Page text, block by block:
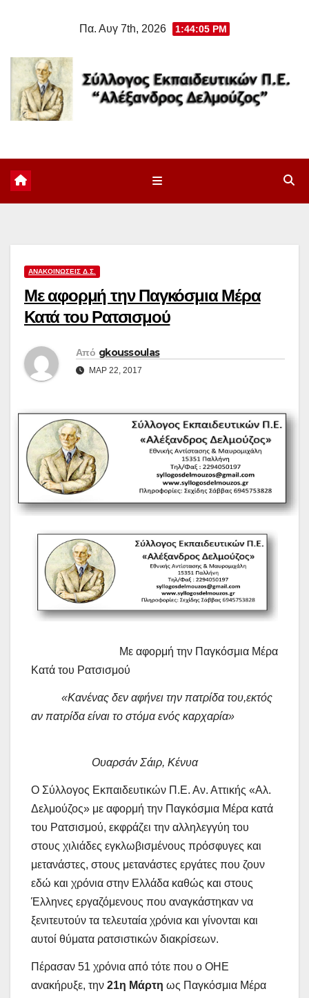
Πα. Αυγ 7th, 2026 1:44:06 PM
ΑΝΑΚΟΙΝΏΣΕΙΣ Δ.Σ.
Με αφορμή την Παγκόσμια Μέρα
Κατά του Ρατσισμού
Από gkoussoulas
ΜΑΡ 22, 2017
Με αφορμή την Παγκόσμια Μέρα
Κατά του Ρατσισμού
«Κανένας δεν αφήνει την πατρίδα του,εκτός
αν πατρίδα είναι το στόμα ενός καρχαρία»
Ουαρσάν Σάιρ, Κένυα
Ο Σύλλογος Εκπαιδευτικών Π.Ε. Αν. Αττικής «Αλ.
Δελμούζος» με αφορμή την Παγκόσμια Μέρα κατά
του Ρατσισμού, εκφράζει την αλληλεγγύη του
στους χιλιάδες εγκλωβισμένους πρόσφυγες και
μετανάστες, στους μετανάστες εργάτες που ζουν
εδώ και χρόνια στην Ελλάδα καθώς και στους
Έλληνες εργαζόμενους που αναγκάστηκαν να
ξενιτευτούν τα τελευταία χρόνια και γίνονται και
αυτοί θύματα ρατσιστικών διακρίσεων.
Πέρασαν 51 χρόνια από τότε που ο ΟΗΕ
ανακήρυξε, την 21η Μάρτη ως Παγκόσμια Μέρα